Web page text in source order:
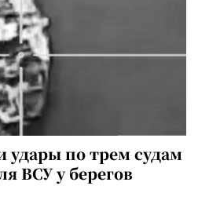
удары по трем судам
ВСУ у берегов